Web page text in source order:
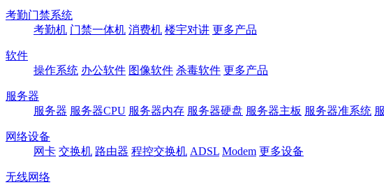
考勤门禁系统
考勤机 门禁一体机 消费机 楼宇对讲 更多产品
软件
操作系统 办公软件 图像软件 杀毒软件 更多产品
服务器
服务器 服务器CPU 服务器内存 服务器硬盘 服务器主板 服务器准系统
网络设备
网卡 交换机 路由器 程控交换机 ADSL Modem 更多设备
无线网络